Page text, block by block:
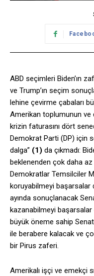
ABD seçimleri Biden’ın
ve Trump’ın seçim
lehine çevirme çabaları
Amerikan toplumunun ve
krizin faturasını dört
Demokrat Parti (DP) için
dalga” (1) da çıkmadı:
beklenenden çok daha az
Demokratlar Temsilciler
koruyabilmeyi başarsalar
ayında sonuçlanacak
kazanabilmeyi başarsalar
büyük öneme sahip
ile berabere kalacak ve
bir Pirus zaferi.
Amerikalı işçi ve emekçi